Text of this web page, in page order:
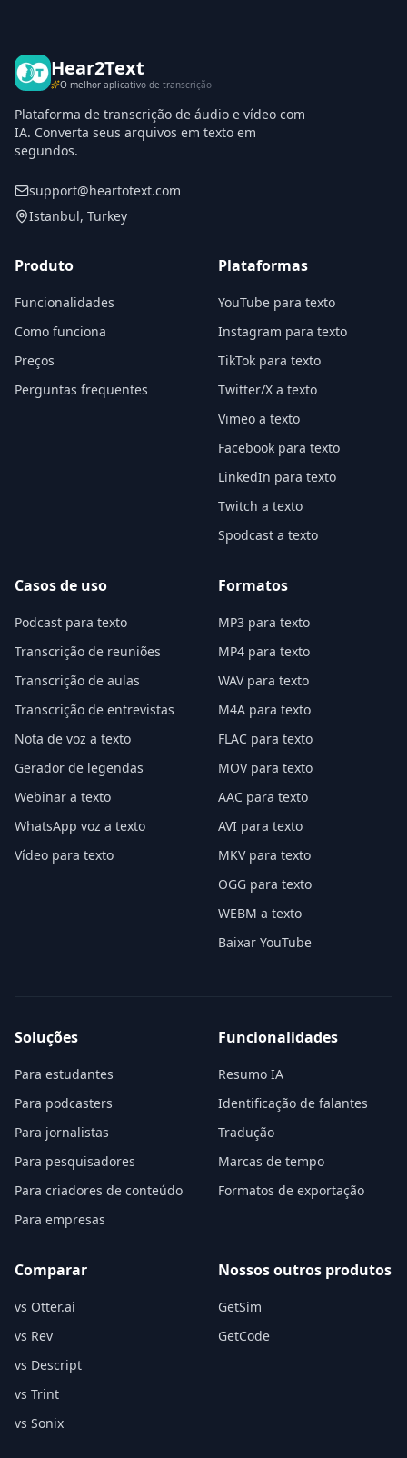
Hear2Text
O melhor aplicativo de transcrição
Plataforma de transcrição de áudio e vídeo com
IA. Converta seus arquivos em texto em
segundos.
support@heartotext.com
Istanbul, Turkey
Produto
Funcionalidades
Como funciona
Preços
Perguntas frequentes
Plataformas
YouTube para texto
Instagram para texto
TikTok para texto
Twitter/X a texto
Vimeo a texto
Facebook para texto
LinkedIn para texto
Twitch a texto
Spodcast a texto
Casos de uso
Podcast para texto
Transcrição de reuniões
Transcrição de aulas
Transcrição de entrevistas
Nota de voz a texto
Gerador de legendas
Webinar a texto
WhatsApp voz a texto
Vídeo para texto
Formatos
MP3 para texto
MP4 para texto
WAV para texto
M4A para texto
FLAC para texto
MOV para texto
AAC para texto
AVI para texto
MKV para texto
OGG para texto
WEBM a texto
Baixar YouTube
Soluções
Para estudantes
Para podcasters
Para jornalistas
Para pesquisadores
Para criadores de conteúdo
Para empresas
Funcionalidades
Resumo IA
Identificação de falantes
Tradução
Marcas de tempo
Formatos de exportação
Comparar
vs Otter.ai
vs Rev
vs Descript
vs Trint
vs Sonix
Nossos outros produtos
GetSim
GetCode